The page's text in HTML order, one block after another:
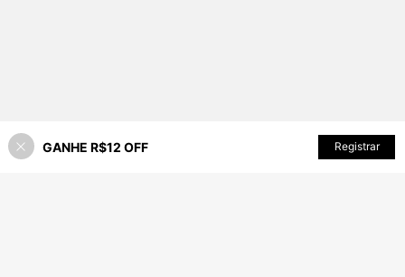
87% OFF! ADICIONAR AO CARRINHO
GANHE R$12 OFF Registrar